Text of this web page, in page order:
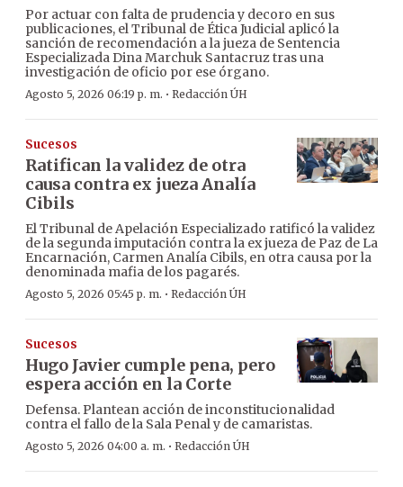
Por actuar con falta de prudencia y decoro en sus
publicaciones, el Tribunal de Ética Judicial aplicó la
sanción de recomendación a la jueza de Sentencia
Especializada Dina Marchuk Santacruz tras una
investigación de oficio por ese órgano.
Agosto 5, 2026 06:19 p. m. · Redacción ÚH
Sucesos
Ratifican la validez de otra
causa contra ex jueza Analía
Cibils
El Tribunal de Apelación Especializado ratificó la validez
de la segunda imputación contra la ex jueza de Paz de La
Encarnación, Carmen Analía Cibils, en otra causa por la
denominada mafia de los pagarés.
Agosto 5, 2026 05:45 p. m. · Redacción ÚH
Sucesos
Hugo Javier cumple pena, pero
espera acción en la Corte
Defensa. Plantean acción de inconstitucionalidad
contra el fallo de la Sala Penal y de camaristas.
Agosto 5, 2026 04:00 a. m. · Redacción ÚH